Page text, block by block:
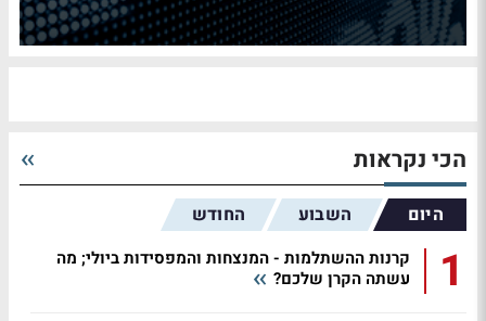
הכי נקראות
היום השבוע החודש
1
קרנות ההשתלמות - המנצחות והמפסידות ביולי; מה
עשתה הקרן שלכם?